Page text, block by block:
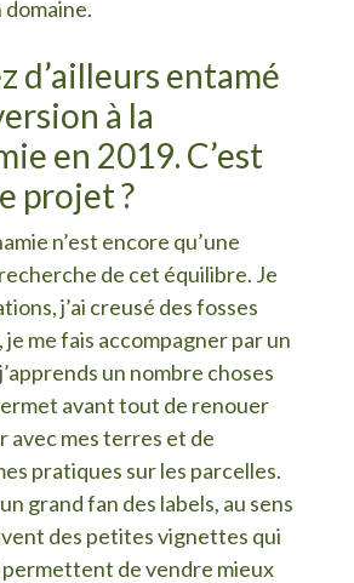
domaine.
d’ailleurs entamé
à la
en 2019. C’est
projet ?
n’est encore qu’une
de cet équilibre. Je
j’ai creusé des fosses
me fais accompagner par un
un nombre choses
avant tout de renouer
avec mes terres et de
pratiques sur les parcelles.
grand fan des labels, au sens
des petites vignettes qui
de vendre mieux